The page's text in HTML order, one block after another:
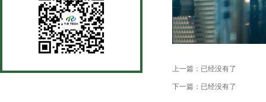
上一篇：已经没有了
下一篇：已经没有了